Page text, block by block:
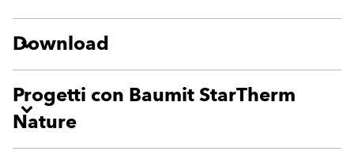
Download
Progetti con Baumit StarTherm
Nature